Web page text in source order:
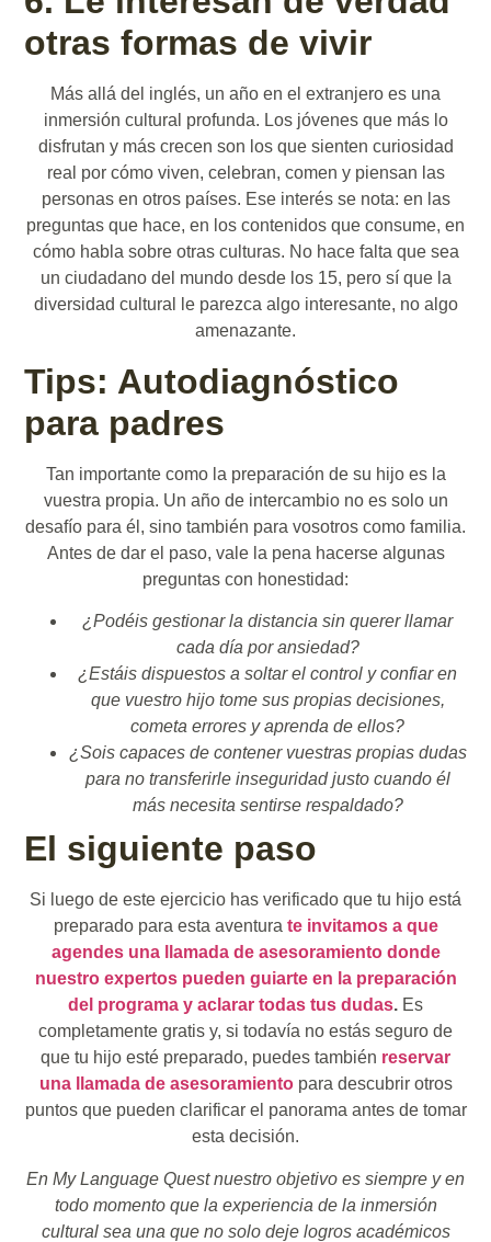
otras formas de vivir
Más allá del inglés, un año en el extranjero es una
inmersión cultural profunda. Los jóvenes que más lo
disfrutan y más crecen son los que sienten curiosidad
real por cómo viven, celebran, comen y piensan las
personas en otros países. Ese interés se nota: en las
preguntas que hace, en los contenidos que consume, en
cómo habla sobre otras culturas. No hace falta que sea
un ciudadano del mundo desde los 15, pero sí que la
diversidad cultural le parezca algo interesante, no algo
amenazante.
Tips: Autodiagnóstico
para padres
Tan importante como la preparación de su hijo es la
vuestra propia. Un año de intercambio no es solo un
desafío para él, sino también para vosotros como familia.
Antes de dar el paso, vale la pena hacerse algunas
preguntas con honestidad:
¿Podéis gestionar la distancia sin querer llamar
cada día por ansiedad?
¿Estáis dispuestos a soltar el control y confiar en
que vuestro hijo tome sus propias decisiones,
cometa errores y aprenda de ellos?
¿Sois capaces de contener vuestras propias dudas
para no transferirle inseguridad justo cuando él
más necesita sentirse respaldado?
El siguiente paso
Si luego de este ejercicio has verificado que tu hijo está
preparado para esta aventura te invitamos a que
agendes una llamada de asesoramiento donde
nuestro expertos pueden guiarte en la preparación
del programa y aclarar todas tus dudas. Es
completamente gratis y, si todavía no estás seguro de
que tu hijo esté preparado, puedes también reservar
una llamada de asesoramientopara descubrir otros
puntos que pueden clarificar el panorama antes de tomar
esta decisión.
En My Language Quest nuestro objetivo es siempre y en
todo momento que la experiencia de la inmersión
cultural sea una que no solo deje logros académicos